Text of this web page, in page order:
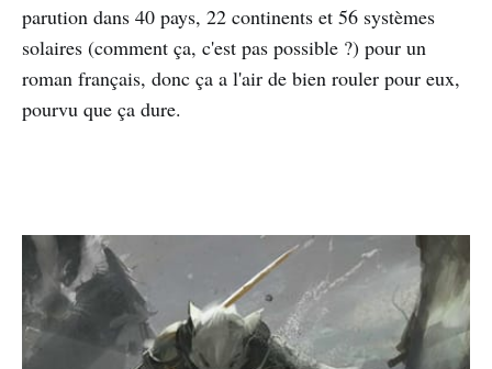
parution dans 40 pays, 22 continents et 56 systèmes
solaires (comment ça, c'est pas possible ?) pour un
roman français, donc ça a l'air de bien rouler pour eux,
pourvu que ça dure.